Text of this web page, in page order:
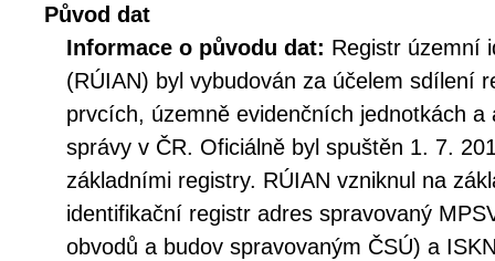
Původ dat
Informace o původu dat: Registr územní
(RÚIAN) byl vybudován za účelem sdílení
prvcích, územně evidenčních jednotkách
správy v ČR. Oficiálně byl spuštěn 1. 7.
základními registry. RÚIAN vzniknul na
identifikační registr adres spravovaný
obvodů a budov spravovaným ČSÚ) a